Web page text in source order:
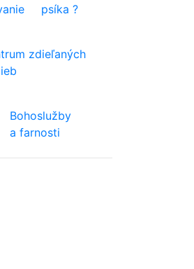
psíka ?
zdieľaných
Bohoslužby
a farnosti